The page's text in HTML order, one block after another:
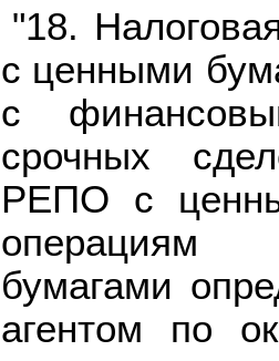
"18.
с ценными
с
срочных
РЕПО с
бумагами
агентом по